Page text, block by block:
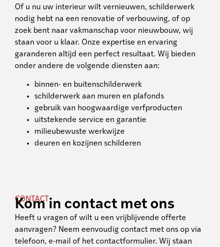
Of u nu uw interieur wilt vernieuwen, schilderwerk
nodig hebt na een renovatie of verbouwing, of op
zoek bent naar vakmanschap voor nieuwbouw, wij
staan voor u klaar. Onze expertise en ervaring
garanderen altijd een perfect resultaat. Wij bieden
onder andere de volgende diensten aan:
binnen- en buitenschilderwerk
schilderwerk aan muren en plafonds
gebruik van hoogwaardige verfproducten
uitstekende service en garantie
milieubewuste werkwijze
deuren en kozijnen schilderen
CONTACT
Kom in contact met ons
Heeft u vragen of wilt u een vrijblijvende offerte
aanvragen? Neem eenvoudig contact met ons op via
telefoon, e-mail of het contactformulier. Wij staan